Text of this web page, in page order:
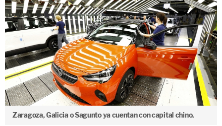
Zaragoza, Galicia o Sagunto ya cuentan con capital chino.